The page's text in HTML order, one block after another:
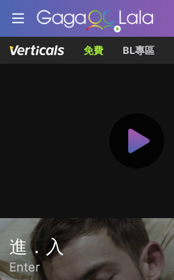
免費 BL專區
進．入
Enter